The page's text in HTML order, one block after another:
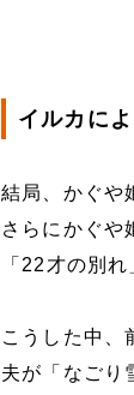
イルカに
結局、かぐや
さらにかぐや
「22才の別
こうした中、
夫が「なごり